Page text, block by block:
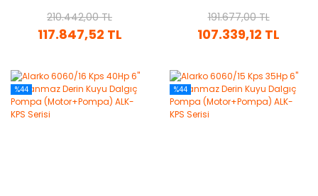
SERISI
117.847,52 TL
210.442,00 TL
SERISI
107.339,12 TL
191.677,00 TL
%44 %44